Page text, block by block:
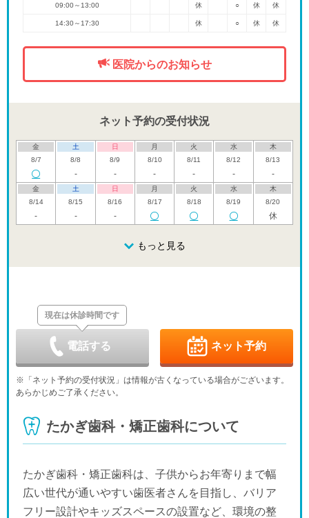
09:00～13:00 休 ○ 休 休
14:30～17:30 休 ○ 休 休
医院からのお知らせ
ネット予約の受付状況
金
8/7
土
8/8
-
日
8/9
-
月
8/10
-
火
8/11
-
水
8/12
-
木
8/13
-
金
8/14
-
土
8/15
-
日
8/16
-
月
8/17
火
8/18
水
8/19
木
8/20
休
8/24
9/4
土
9/5
日
9/6
9/8
-
9/9
9/10
- - 休 -
火
- - 休
金
-
土
-
日
休 休 休 休
- - 休 -
もっと見る
現在は休診時間です
電話する ネット予約
※「ネット予約の受付状況」は情報が古くなっている場合がございます。
あらかじめご了承ください。
たかぎ歯科・矯正歯科について
たかぎ歯科・矯正歯科は、子供からお年寄りまで幅
広い世代が通いやすい歯医者さんを目指し、バリア
フリー設計やキッズスペースの設置など、環境の整